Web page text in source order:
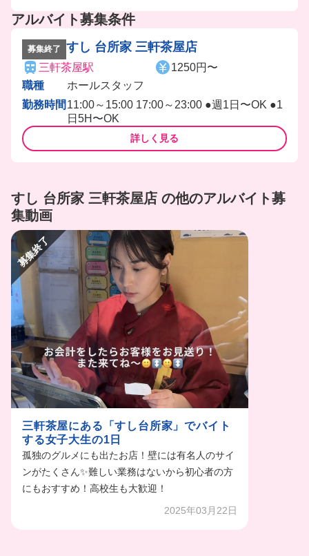
アルバイト募集条件
募集終了 すし 台所家 三軒茶屋店
三軒茶屋駅
1250円〜
職種
ホールスタッフ
勤務時間 11:00～15:00 17:00～23:00 ●週1日〜OK ●1
日5H〜OK
詳しく見る
すし 台所家 三軒茶屋店 の他のアルバイト募
集動画
募集終了
三軒茶屋にある「すし台所家」でバイト
する女子大生の1日
孤独のグルメにも出たお店！壁には有名人のサイ
ンがたくさん✨難しい業務はないから初心者の方
にもおすすめ！高校生も大歓迎！
2025年03月22日